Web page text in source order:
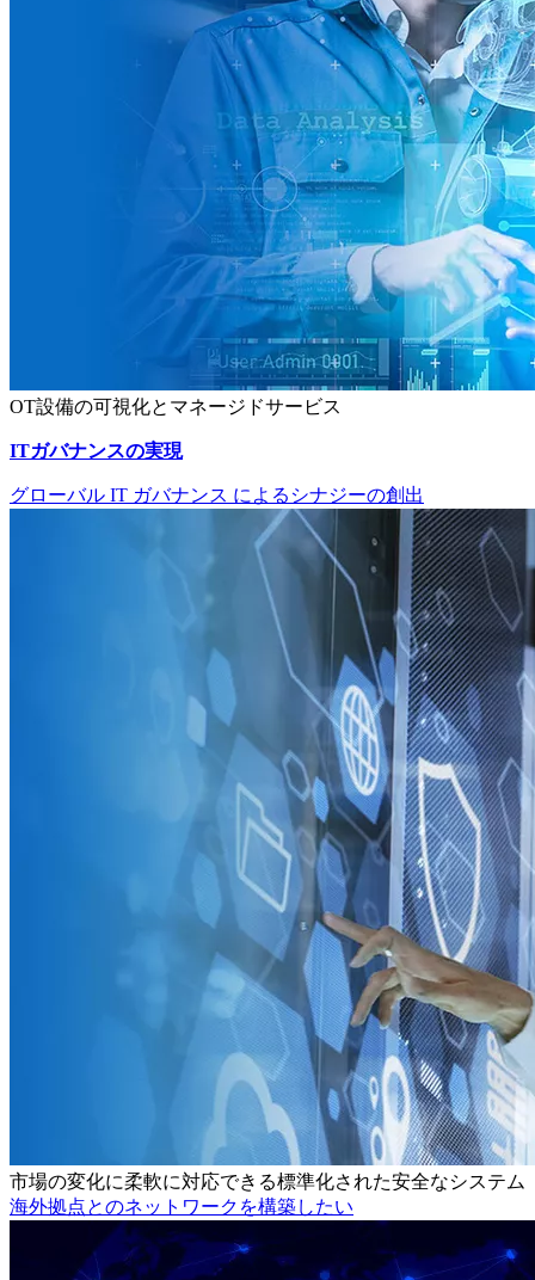
OT設備の可視化とマネージドサービス
ITガバナンスの実現
グローバル IT ガバナンス によるシナジーの創出
市場の変化に柔軟に対応できる標準化された安全なシステム
海外拠点とのネットワークを構築したい